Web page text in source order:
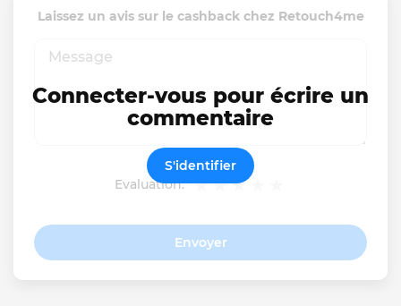
Laissez un avis sur le cashback chez Retouch4me
Evaluation:
Envoyer
Connecter-vous pour écrire un
commentaire
S'identifier